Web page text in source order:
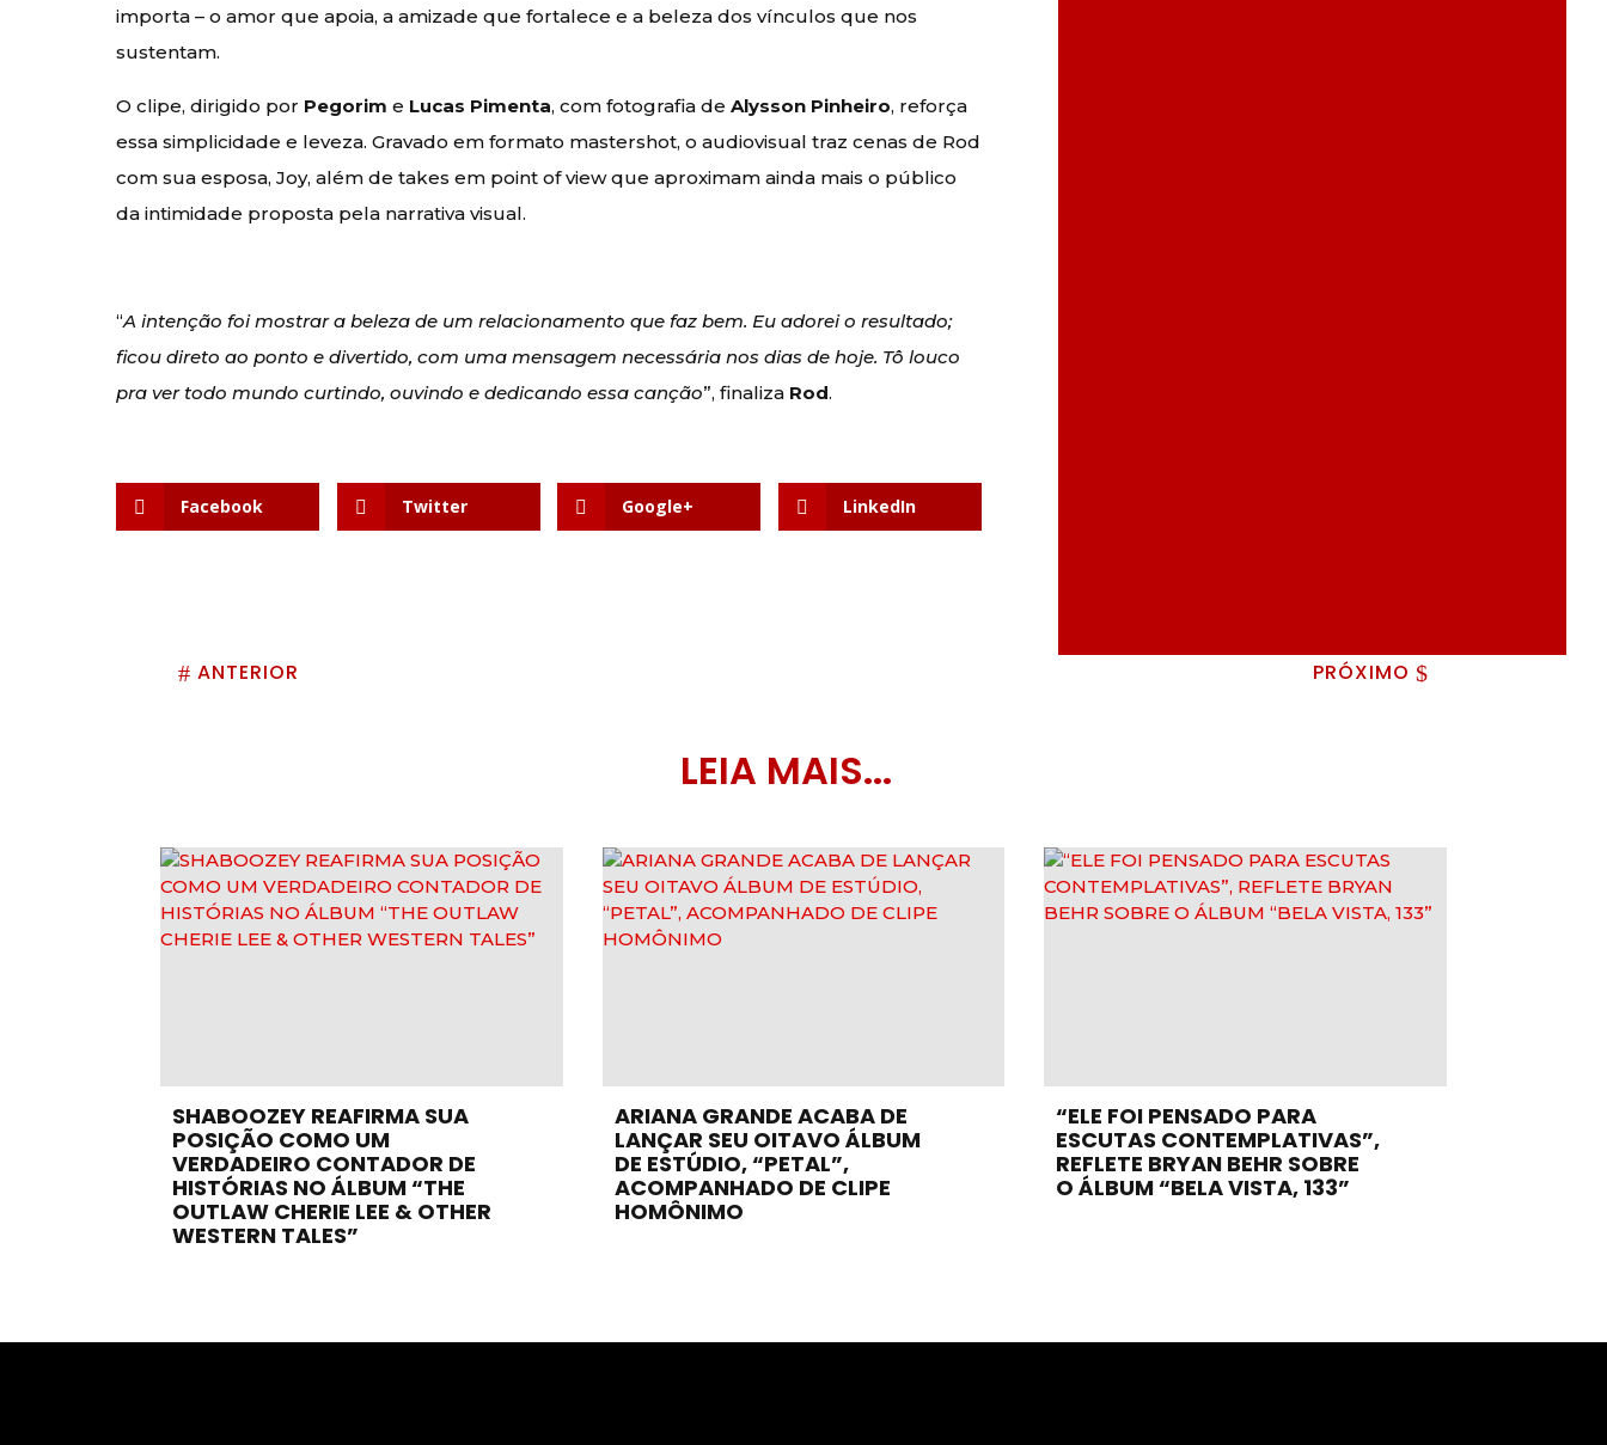
importa – o amor que apoia, a amizade que fortalece e a beleza dos vínculos que nos
sustentam.
O clipe, dirigido por Pegorim e Lucas Pimenta, com fotografia deAlysson Pinheiro, reforça
essa simplicidade e leveza. Gravado em formato mastershot, o audiovisual traz cenas de Rod
com sua esposa, Joy, além de takes em point of view que aproximam ainda mais o público
da intimidade proposta pela narrativa visual.
“A intenção foi mostrar a beleza de um relacionamento que faz bem. Eu adorei o resultado;
ficou direto ao ponto e divertido, com uma mensagem necessária nos dias de hoje. Tô louco
pra ver todo mundo curtindo, ouvindo e dedicando essa canção”, finaliza Rod.
Facebook Twitter Google+ LinkedIn
# ANTERIOR PRÓXIMO $
LEIA MAIS...
SHABOOZEY REAFIRMA SUA
POSIÇÃO COMO UM
VERDADEIRO CONTADOR DE
HISTÓRIAS NO ÁLBUM “THE
OUTLAW CHERIE LEE & OTHER
WESTERN TALES”
ARIANA GRANDE ACABA DE
LANÇAR SEU OITAVO ÁLBUM
DE ESTÚDIO, “PETAL”,
ACOMPANHADO DE CLIPE
HOMÔNIMO
“ELE FOI PENSADO PARA
ESCUTAS CONTEMPLATIVAS”,
REFLETE BRYAN BEHR SOBRE
O ÁLBUM “BELA VISTA, 133”